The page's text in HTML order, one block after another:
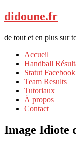
didoune.fr
de tout et en plus sur
Accueil
Handball
Statut Facebook
Team Results
Tutoriaux
À propos
Contact
Image Idiote